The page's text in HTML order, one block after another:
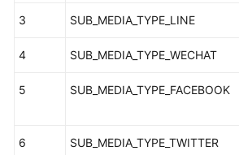
3 SUB_MEDIA_TYPE_LINE
4 SUB_MEDIA_TYPE_WECHAT
5 SUB_MEDIA_TYPE_FACEBOOK
6 SUB_MEDIA_TYPE_TWITTER